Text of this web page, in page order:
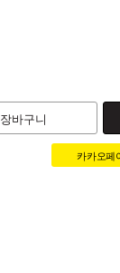
장바구니